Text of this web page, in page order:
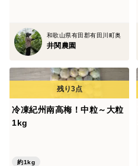
和歌山県有田郡有田川町奥
井関農園
冷凍紀州南高梅！中粒～大粒
1kg
約1kg